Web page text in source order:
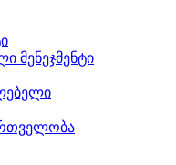
მენეჯმენტი